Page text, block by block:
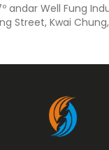
andar Well Fung
Street, Kwai